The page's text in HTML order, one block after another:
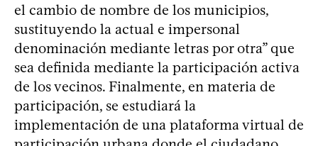
el cambio de nombre de los municipios,
sustituyendo la actual e impersonal
denominación mediante letras por otra” que
sea definida mediante la participación activa
de los vecinos. Finalmente, en materia de
participación, se estudiará la
implementación de una plataforma virtual de